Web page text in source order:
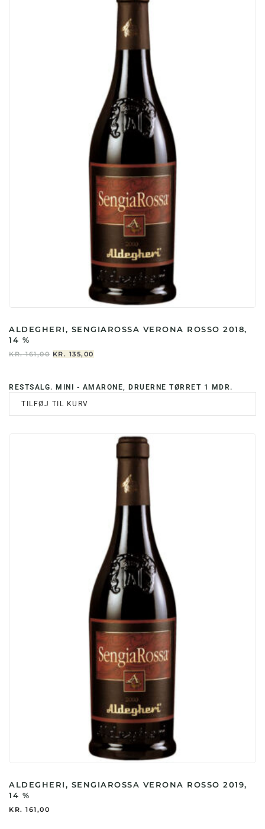
ALDEGHERI, SENGIAROSSA VERONA ROSSO 2018,
14 %
KR.161,00 DEN
KR. 161,00.
KR. 135,00
KR. 135,00.
RESTSALG. MINI - AMARONE, DRUERNE TØRRET 1 MDR.
TILFØJ TIL KURV
ALDEGHERI, SENGIAROSSA VERONA ROSSO 2019,
14 %
KR. 161,00